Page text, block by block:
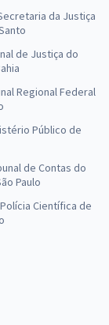
da Justiça
de Justiça do
Regional Federal
Público de
de Contas do
Paulo
Científica de